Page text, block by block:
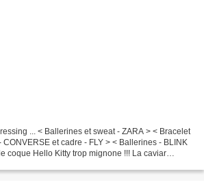
... < Ballerines et sweat - ZARA > < Bracelet
CONVERSE et cadre - FLY > < Ballerines - BLINK
coque Hello Kitty trop mignone !!! La caviar